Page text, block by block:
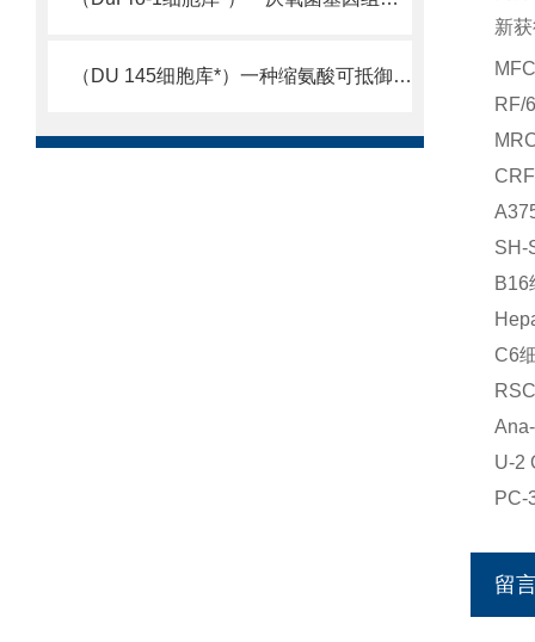
（DU 145细胞库*）一种缩氨酸可抵御超级细菌
新
RF/
SH-
B16
C6
U-2
PC-
留